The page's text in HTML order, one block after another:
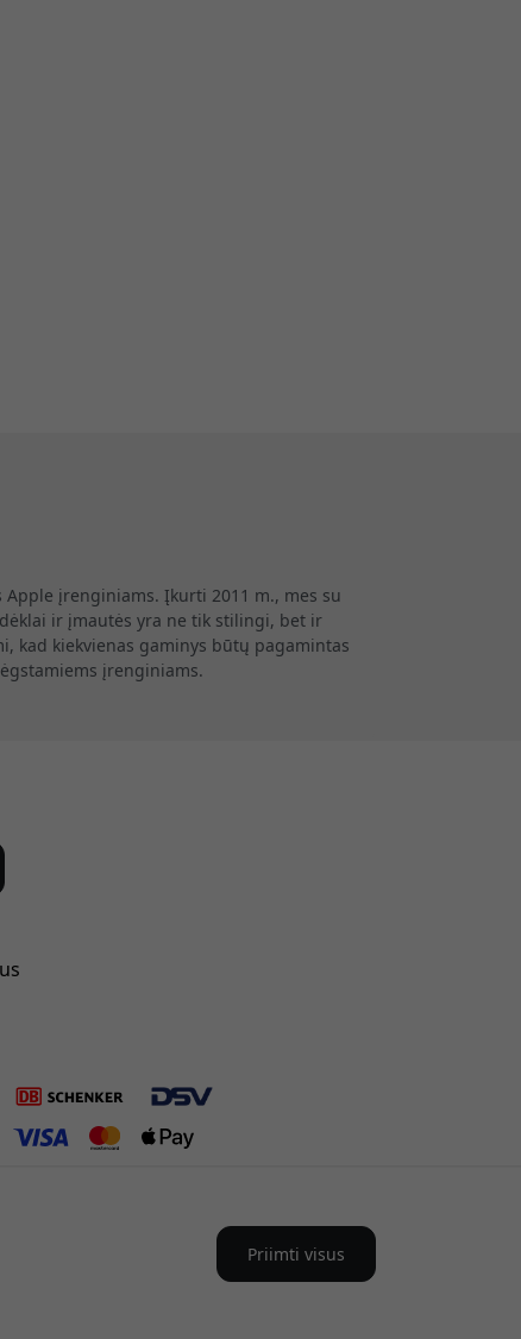
įrenginiams. Įkurti 2011 m., mes su
ir įmautės yra ne tik stilingi, bet ir
kad kiekvienas gaminys būtų pagamintas
įrenginiams.
Priimti visus